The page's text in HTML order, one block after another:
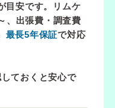
目安です。リムケ
、出張費・調査費
最長5年保証で対応
ておくと安心で